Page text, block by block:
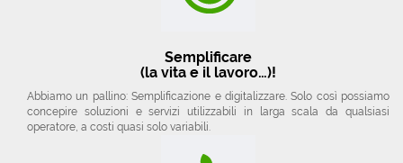
Semplificare
(la vita e il lavoro…)!
Abbiamo un pallino: Semplificazione e digitalizzare. Solo così possiamo
concepire soluzioni e servizi utilizzabili in larga scala da qualsiasi
operatore, a costi quasi solo variabili.